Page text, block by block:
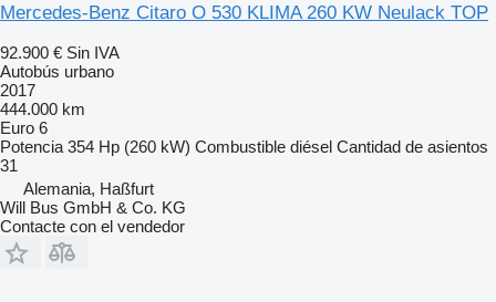
Mercedes-Benz Citaro O 530 KLIMA 260 KW Neulack TOP
92.900 € Sin IVA
Autobús urbano
2017
444.000 km
Euro 6
Potencia 354 Hp (260 kW) Combustible diésel Cantidad de asientos
31
Alemania, Haßfurt
Will Bus GmbH & Co. KG
Contacte con el vendedor